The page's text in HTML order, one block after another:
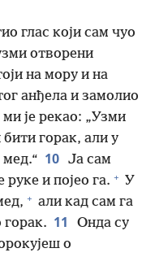
глас који сам чуо
отворени
на мору и на
анђела и замолио
је рекао: „Узми
горак, али у
10 Ја сам
и појео га. + У
+ али кад сам га
горак. 11
Онда су
о